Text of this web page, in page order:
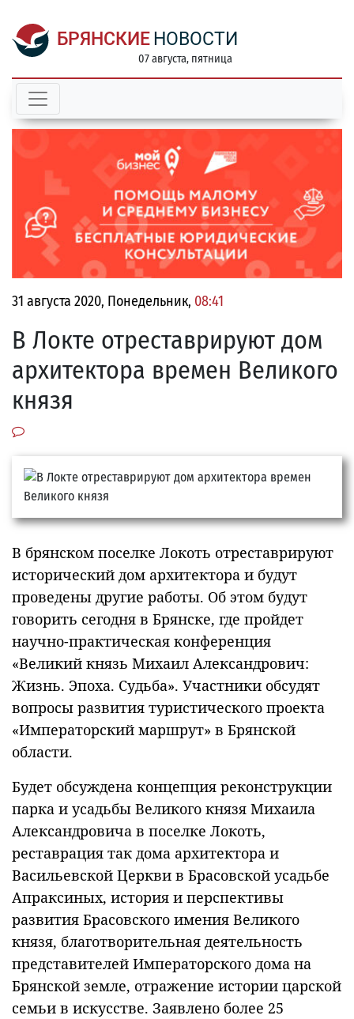
БРЯНСКИЕ НОВОСТИ
07 августа, пятница
31 августа 2020, Понедельник, 08:41
В Локте отреставрируют дом
архитектора времен Великого
князя
В брянском поселке Локоть отреставрируют
исторический дом архитектора и будут
проведены другие работы. Об этом будут
говорить сегодня в Брянске, где пройдет
научно-практическая конференция
«Великий князь Михаил Александрович:
Жизнь. Эпоха. Судьба». Участники обсудят
вопросы развития туристического проекта
«Императорский маршрут» в Брянской
области.
Будет обсуждена концепция реконструкции
парка и усадьбы Великого князя Михаила
Александровича в поселке Локоть,
реставрация так дома архитектора и
Васильевской Церкви в Брасовской усадьбе
Апраксиных, история и перспективы
развития Брасовского имения Великого
князя, благотворительная деятельность
представителей Императорского дома на
Брянской земле, отражение истории царской
семьи в искусстве. Заявлено более 25